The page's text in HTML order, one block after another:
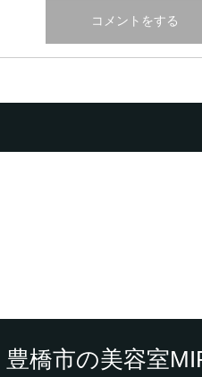
豊橋市の美容室